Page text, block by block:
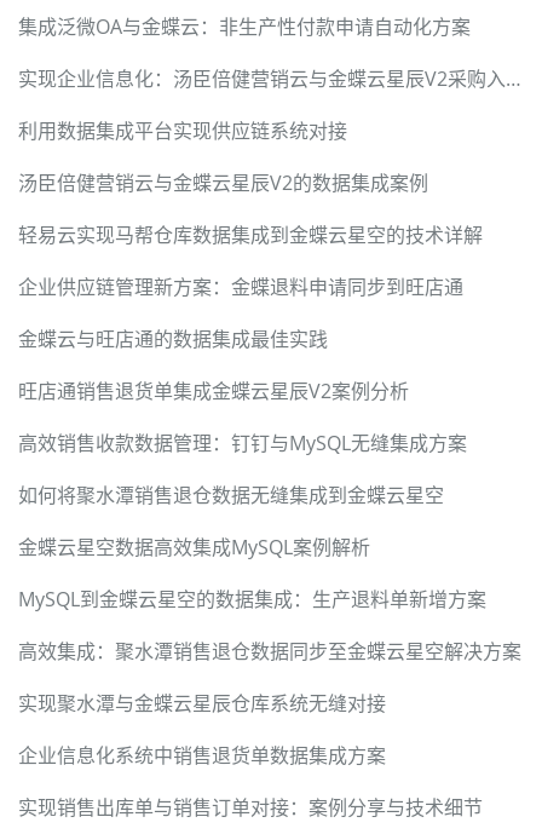
集成泛微OA与金蝶云：非生产性付款申请自动化方案
实现企业信息化：汤臣倍健营销云与金蝶云星辰V2采购入库同步
利用数据集成平台实现供应链系统对接
汤臣倍健营销云与金蝶云星辰V2的数据集成案例
轻易云实现马帮仓库数据集成到金蝶云星空的技术详解
企业供应链管理新方案：金蝶退料申请同步到旺店通
金蝶云与旺店通的数据集成最佳实践
旺店通销售退货单集成金蝶云星辰V2案例分析
高效销售收款数据管理：钉钉与MySQL无缝集成方案
如何将聚水潭销售退仓数据无缝集成到金蝶云星空
金蝶云星空数据高效集成MySQL案例解析
MySQL到金蝶云星空的数据集成：生产退料单新增方案
高效集成：聚水潭销售退仓数据同步至金蝶云星空解决方案
实现聚水潭与金蝶云星辰仓库系统无缝对接
企业信息化系统中销售退货单数据集成方案
实现销售出库单与销售订单对接：案例分享与技术细节